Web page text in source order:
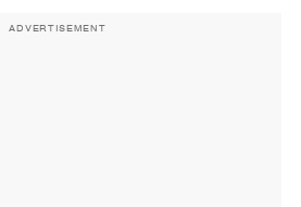
ADVERTISEMENT